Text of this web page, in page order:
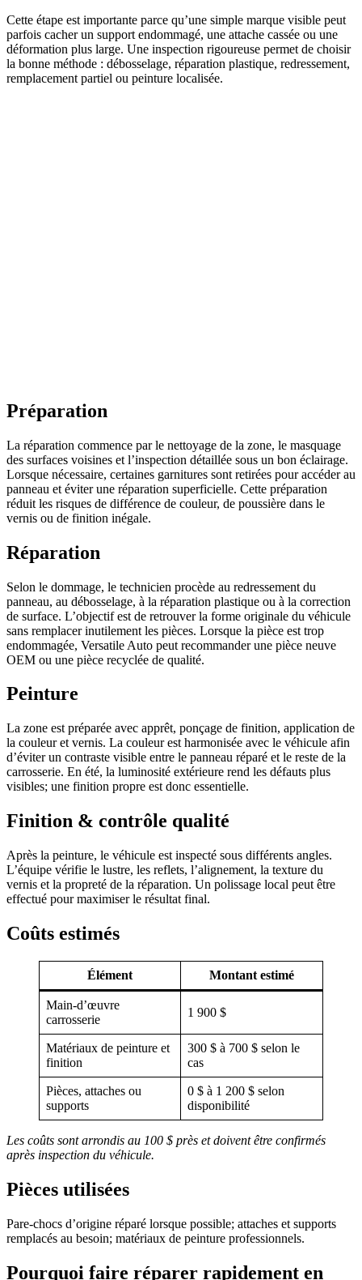
Cette étape est importante parce qu’une simple marque visible peut
parfois cacher un support endommagé, une attache cassée ou une
déformation plus large. Une inspection rigoureuse permet de choisir
la bonne méthode : débosselage, réparation plastique, redressement,
remplacement partiel ou peinture localisée.
Préparation
La réparation commence par le nettoyage de la zone, le masquage
des surfaces voisines et l’inspection détaillée sous un bon éclairage.
Lorsque nécessaire, certaines garnitures sont retirées pour accéder au
panneau et éviter une réparation superficielle. Cette préparation
réduit les risques de différence de couleur, de poussière dans le
vernis ou de finition inégale.
Réparation
Selon le dommage, le technicien procède au redressement du
panneau, au débosselage, à la réparation plastique ou à la correction
de surface. L’objectif est de retrouver la forme originale du véhicule
sans remplacer inutilement les pièces. Lorsque la pièce est trop
endommagée, Versatile Auto peut recommander une pièce neuve
OEM ou une pièce recyclée de qualité.
Peinture
La zone est préparée avec apprêt, ponçage de finition, application de
la couleur et vernis. La couleur est harmonisée avec le véhicule afin
d’éviter un contraste visible entre le panneau réparé et le reste de la
carrosserie. En été, la luminosité extérieure rend les défauts plus
visibles; une finition propre est donc essentielle.
Finition & contrôle qualité
Après la peinture, le véhicule est inspecté sous différents angles.
L’équipe vérifie le lustre, les reflets, l’alignement, la texture du
vernis et la propreté de la réparation. Un polissage local peut être
effectué pour maximiser le résultat final.
Coûts estimés
Élément Montant estimé
Main-d’œuvre
carrosserie
1 900 $
Matériaux de peinture et
finition
300 $ à 700 $ selon le
cas
Pièces, attaches ou
supports
0 $ à 1 200 $ selon
disponibilité
Les coûts sont arrondis au 100 $ près et doivent être confirmés
après inspection du véhicule.
Pièces utilisées
Pare-chocs d’origine réparé lorsque possible; attaches et supports
remplacés au besoin; matériaux de peinture professionnels.
Pourquoi faire réparer rapidement en